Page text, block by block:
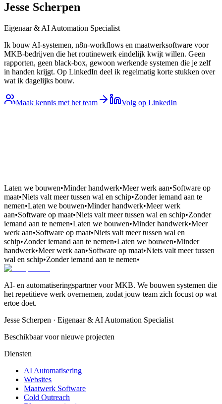
Jesse Scherpen
Eigenaar & AI Automation Specialist
Ik bouw AI-systemen, n8n-workflows en maatwerksoftware voor
MKB-bedrijven die het routinewerk eindelijk kwijt willen. Geen
rapporten, geen black-box, gewoon werkende systemen die je zelf
in handen krijgt. Op LinkedIn deel ik regelmatig korte stukken over
wat ik dagelijks bouw.
Maak kennis met het team Volg op LinkedIn
Laten we bouwen•Minder handwerk•Meer werk aan•Software op
maat•Niets valt meer tussen wal en schip•Zonder iemand aan te
nemen•Laten we bouwen•Minder handwerk•Meer werk
aan•Software op maat•Niets valt meer tussen wal en schip•Zonder
iemand aan te nemen•Laten we bouwen•Minder handwerk•Meer
werk aan•Software op maat•Niets valt meer tussen wal en
schip•Zonder iemand aan te nemen•Laten we bouwen•Minder
handwerk•Meer werk aan•Software op maat•Niets valt meer tussen
wal en schip•Zonder iemand aan te nemen•
AI- en automatiseringspartner voor MKB. We bouwen systemen die
het repetitieve werk overnemen, zodat jouw team zich focust op wat
ertoe doet.
Jesse Scherpen · Eigenaar & AI Automation Specialist
Beschikbaar voor nieuwe projecten
Diensten
AI Automatisering
Websites
Maatwerk Software
Cold Outreach